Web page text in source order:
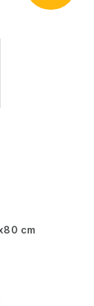
cm